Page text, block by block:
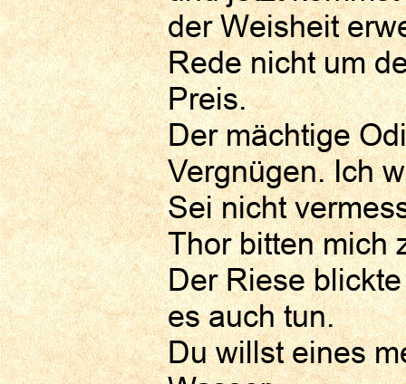
der Weisheit
Rede nicht um
Preis.
Der mächtige
Vergnügen. Ich
Sei nicht
Thor bitten mich
Der Riese
es auch tun.
Du willst eines